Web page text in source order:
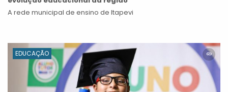
A rede municipal de ensino de Itapevi
EDUCAÇÃO